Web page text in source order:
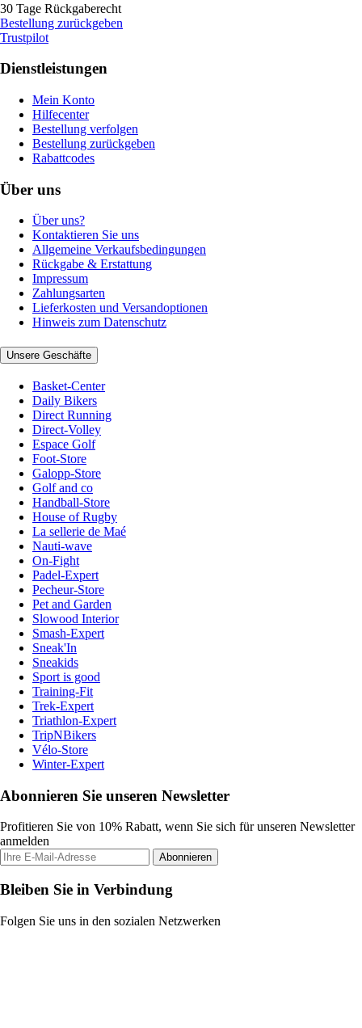
30 Tage Rückgaberecht
Bestellung zurückgeben
Trustpilot
Dienstleistungen
Mein Konto
Hilfecenter
Bestellung verfolgen
Bestellung zurückgeben
Rabattcodes
Über uns
Über uns?
Kontaktieren Sie uns
Allgemeine Verkaufsbedingungen
Rückgabe & Erstattung
Impressum
Zahlungsarten
Lieferkosten und Versandoptionen
Hinweis zum Datenschutz
Unsere Geschäfte
Basket-Center
Daily Bikers
Direct Running
Direct-Volley
Espace Golf
Foot-Store
Galopp-Store
Golf and co
Handball-Store
House of Rugby
La sellerie de Maé
Nauti-wave
On-Fight
Padel-Expert
Pecheur-Store
Pet and Garden
Slowood Interior
Smash-Expert
Sneak'In
Sneakids
Sport is good
Training-Fit
Trek-Expert
Triathlon-Expert
TripNBikers
Vélo-Store
Winter-Expert
Abonnieren Sie unseren Newsletter
Profitieren Sie von 10% Rabatt, wenn Sie sich für unseren Newsletter
anmelden
Abonnieren
Bleiben Sie in Verbindung
Folgen Sie uns in den sozialen Netzwerken